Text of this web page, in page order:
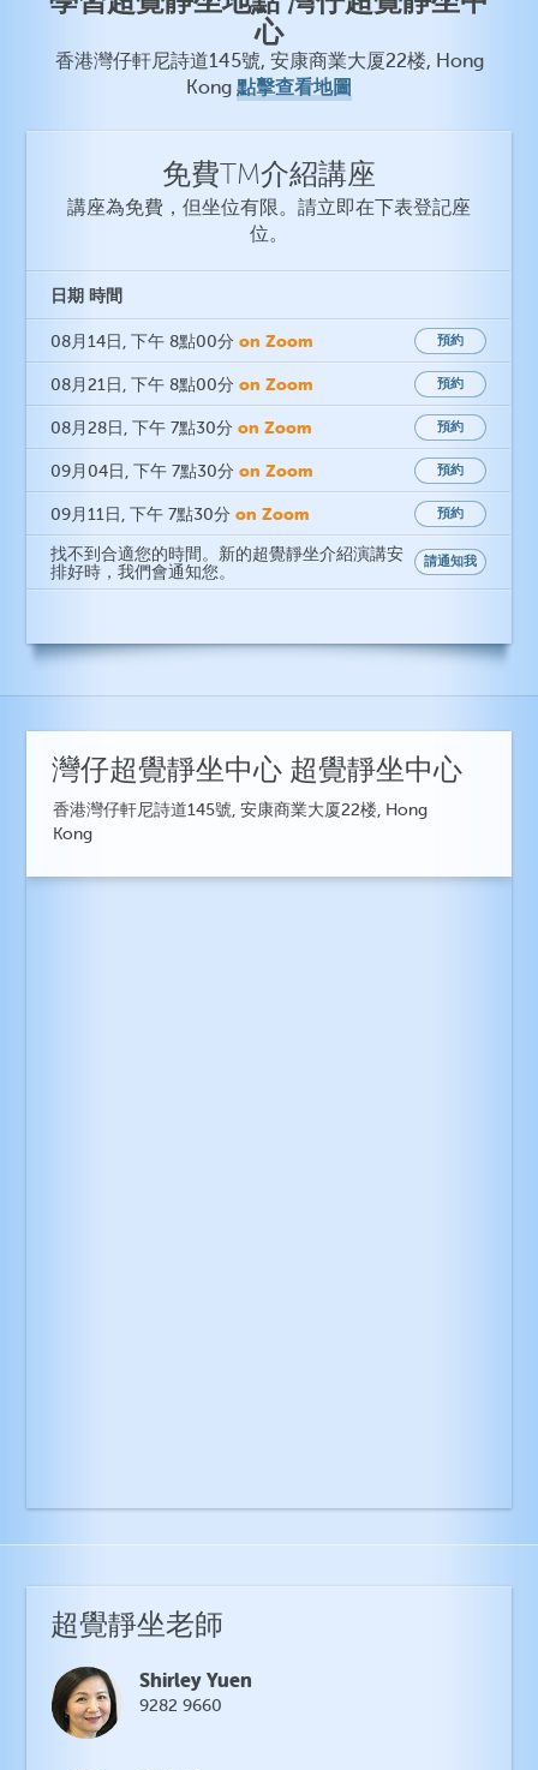
心
香港灣仔軒尼詩道145號, 安康商業大厦22楼, Hong
Kong 點擊查看地圖
免費TM介紹講座
講座為免費，但坐位有限。請立即在下表登記座
位。
日期 時間
08月14日 , 下午 8點00分 on Zoom 預約
08月21日 , 下午 8點00分 on Zoom 預約
08月28日 , 下午 7點30分 on Zoom 預約
09月04日 , 下午 7點30分 on Zoom 預約
09月11日 , 下午 7點30分 on Zoom 預約
找不到合適您的時間。新的超覺靜坐介紹演講安
排好時，我們會通知您。
請通知我
灣仔超覺靜坐中心 超覺靜坐中心
香港灣仔軒尼詩道145號, 安康商業大厦22楼, Hong
Kong
超覺靜坐老師
Shirley Yuen
9282 9660